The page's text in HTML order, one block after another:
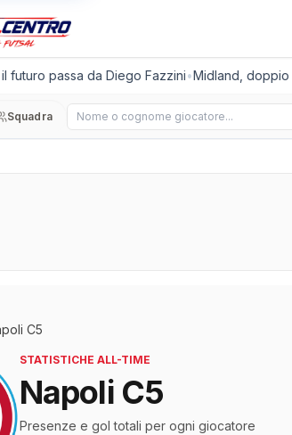
passa da Diego Fazzini•Midland, doppio
Squadra Cerca giocatore
C5
STATISTICHE ALL-TIME
Napoli C5
Presenze e gol totali per ogni giocatore